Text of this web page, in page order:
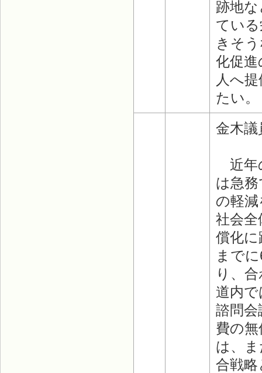
跡地
てい
きそ
化促
人へ
たい。
金木
近年
は急
の軽
社会
償化
まで
り、
道内で
諮問
費の
は、
合戦